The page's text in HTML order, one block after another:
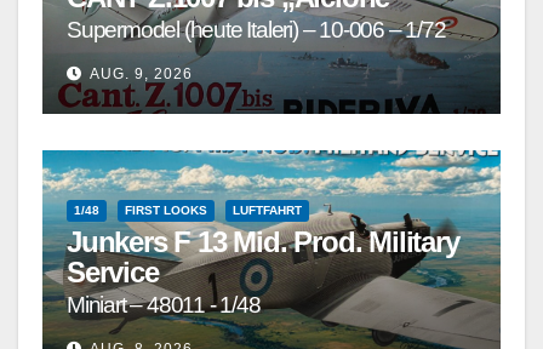
Supermodel (heute Italeri) – 10-006 – 1/72
AUG. 9, 2026
1/48 FIRST LOOKS LUFTFAHRT
Junkers F 13 Mid. Prod. Military
Service
Miniart – 48011 - 1/48